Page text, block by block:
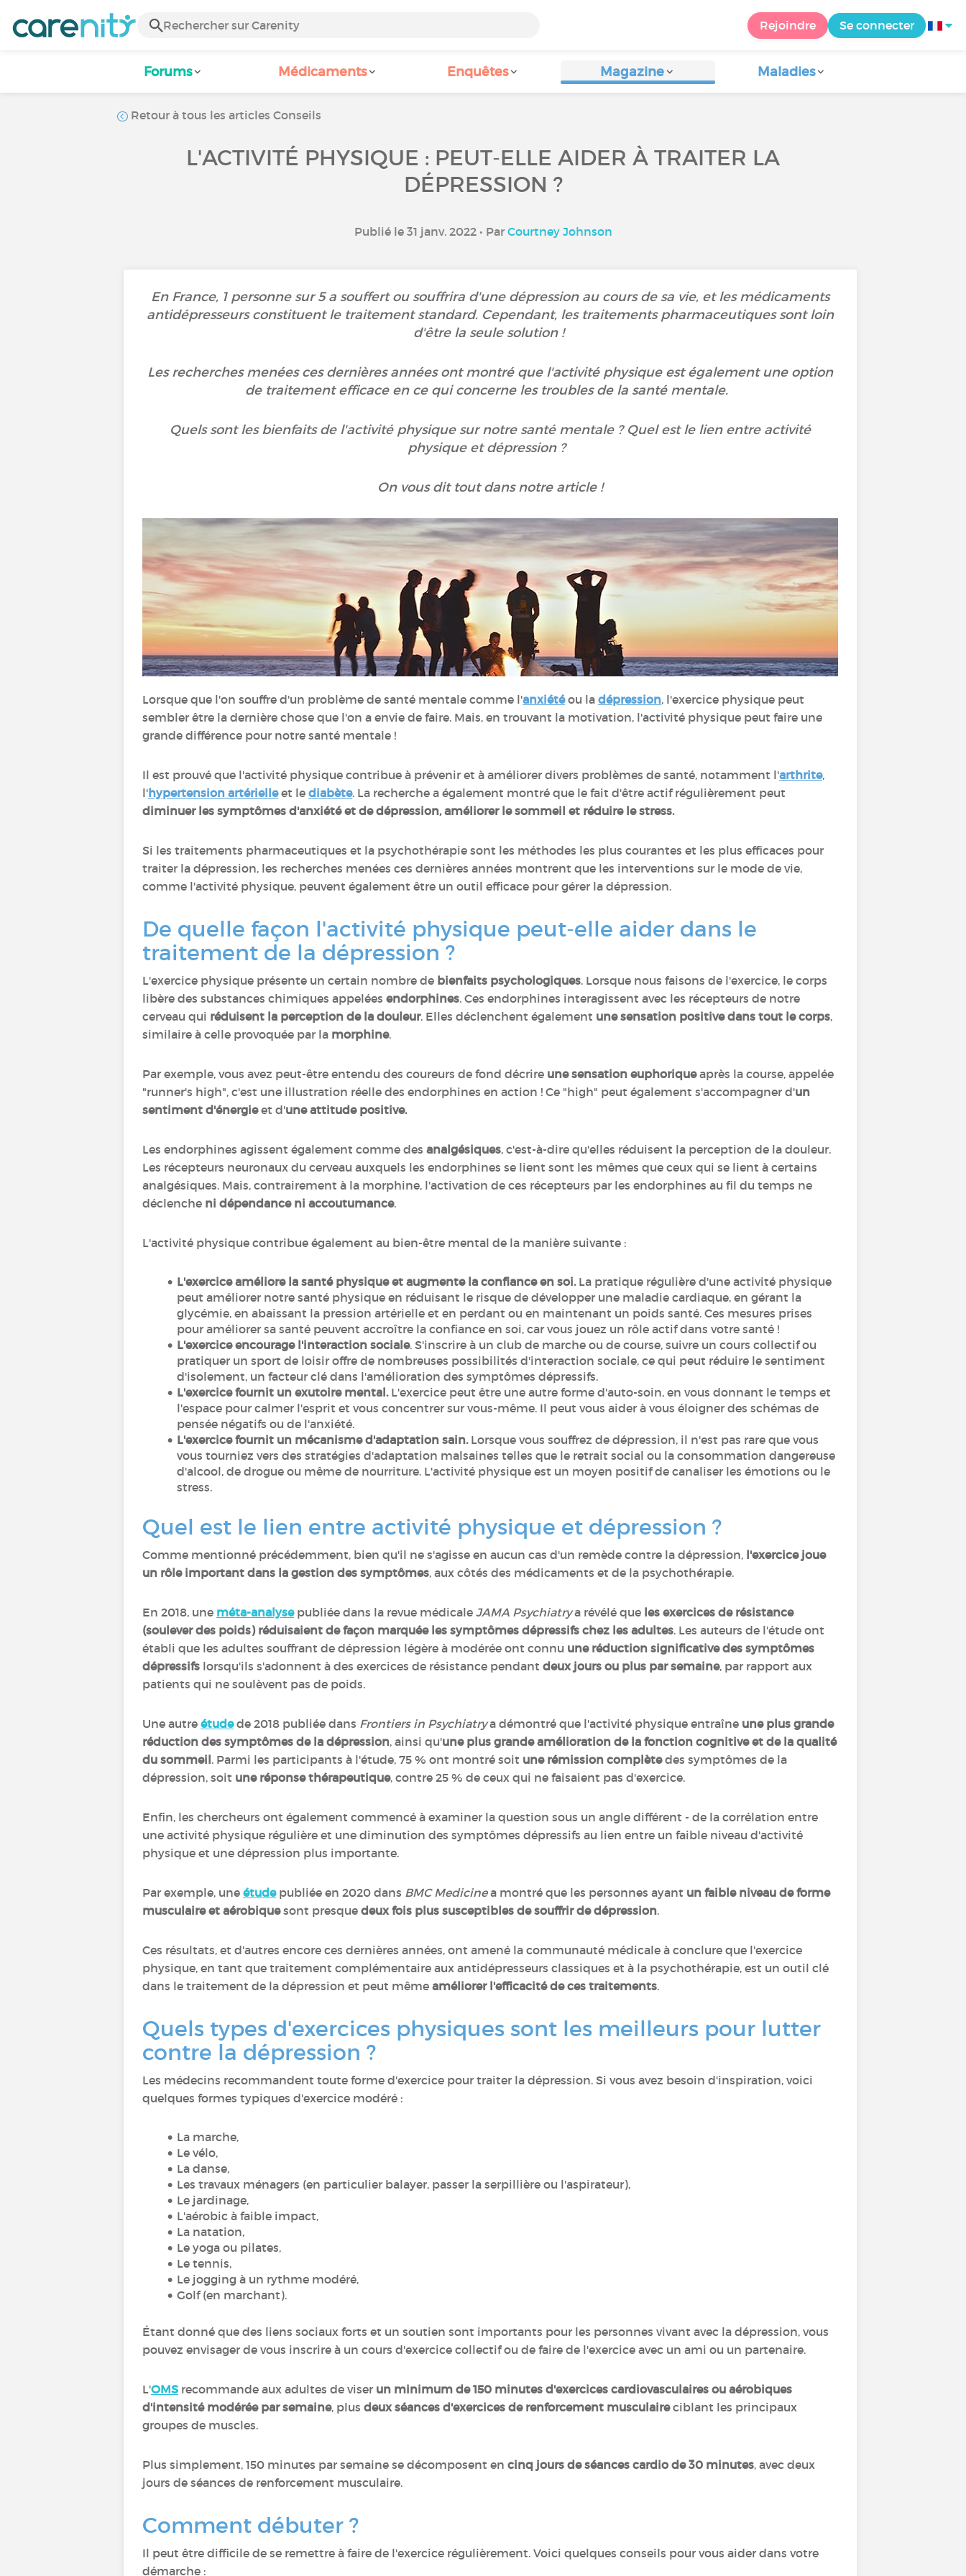
Rejoindre Se connecter
Forums Médicaments Enquêtes Magazine Maladies
Retour à tous les articles Conseils
L'ACTIVITÉ PHYSIQUE : PEUT-ELLE AIDER À TRAITER LA
DÉPRESSION ?
Publié le 31 janv. 2022 • Par Courtney Johnson
En France, 1 personne sur 5 a souffert ou souffrira d'une dépression au cours de sa vie, et les médicaments
antidépresseurs constituent le traitement standard. Cependant, les traitements pharmaceutiques sont loin
d'être la seule solution !
Les recherches menées ces dernières années ont montré que l'activité physique est également une option
de traitement efficace en ce qui concerne les troubles de la santé mentale.
Quels sont les bienfaits de l'activité physique sur notre santé mentale ? Quel est le lien entre activité
physique et dépression ?
On vous dit tout dans notre article !
Lorsque que l'on souffre d'un problème de santé mentale comme l'anxiétéou la dépression, l'exercice physique peut
sembler être la dernière chose que l'on a envie de faire. Mais, en trouvant la motivation, l'activité physique peut faire une
grande différence pour notre santé mentale !
Il est prouvé que l'activité physique contribue à prévenir et à améliorer divers problèmes de santé, notamment l'arthrite,
l'hypertension artérielleet le diabète. La recherche a également montré que le fait d'être actif régulièrement peut
diminuer les symptômes d'anxiété et de dépression, améliorer le sommeil et réduire le stress.
Si les traitements pharmaceutiques et la psychothérapie sont les méthodes les plus courantes et les plus efficaces pour
traiter la dépression, les recherches menées ces dernières années montrent que les interventions sur le mode de vie,
comme l'activité physique, peuvent également être un outil efficace pour gérer la dépression.
De quelle façon l'activité physique peut-elle aider dans le
traitement de la dépression ?
L'exercice physique présente un certain nombre de bienfaits psychologiques. Lorsque nous faisons de l'exercice, le corps
libère des substances chimiques appelées endorphines. Ces endorphines interagissent avec les récepteurs de notre
cerveau qui réduisent la perception de la douleur. Elles déclenchent également une sensation positive dans tout le corps,
similaire à celle provoquée par la morphine.
Par exemple, vous avez peut-être entendu des coureurs de fond décrire une sensation euphoriqueaprès la course, appelée
"runner's high", c'est une illustration réelle des endorphines en action ! Ce "high" peut également s'accompagner d'un
sentiment d'énergieet d'une attitude positive.
Les endorphines agissent également comme des analgésiques, c'est-à-dire qu'elles réduisent la perception de la douleur.
Les récepteurs neuronaux du cerveau auxquels les endorphines se lient sont les mêmes que ceux qui se lient à certains
analgésiques. Mais, contrairement à la morphine, l'activation de ces récepteurs par les endorphines au fil du temps ne
déclenche ni dépendance ni accoutumance.
L'activité physique contribue également au bien-être mental de la manière suivante :
L'exercice améliore la santé physique et augmente la confiance en soi. La pratique régulière d'une activité physique
peut améliorer notre santé physique en réduisant le risque de développer une maladie cardiaque, en gérant la
glycémie, en abaissant la pression artérielle et en perdant ou en maintenant un poids santé. Ces mesures prises
pour améliorer sa santé peuvent accroître la confiance en soi, car vous jouez un rôle actif dans votre santé !
L'exercice encourage l'interaction sociale. S'inscrire à un club de marche ou de course, suivre un cours collectif ou
pratiquer un sport de loisir offre de nombreuses possibilités d'interaction sociale, ce qui peut réduire le sentiment
d'isolement, un facteur clé dans l'amélioration des symptômes dépressifs.
L'exercice fournit un exutoire mental.L'exercice peut être une autre forme d'auto-soin, en vous donnant le temps et
l'espace pour calmer l'esprit et vous concentrer sur vous-même. Il peut vous aider à vous éloigner des schémas de
pensée négatifs ou de l'anxiété.
L'exercice fournit un mécanisme d'adaptation sain. Lorsque vous souffrez de dépression, il n'est pas rare que vous
vous tourniez vers des stratégies d'adaptation malsaines telles que le retrait social ou la consommation dangereuse
d'alcool, de drogue ou même de nourriture. L'activité physique est un moyen positif de canaliser les émotions ou le
stress.
Quel est le lien entre activité physique et dépression ?
Comme mentionné précédemment, bien qu'il ne s'agisse en aucun cas d'un remède contre la dépression, l'exercice joue
un rôle important dans la gestion des symptômes, aux côtés des médicaments et de la psychothérapie.
En 2018, une méta-analysepubliée dans la revue médicale JAMA Psychiatrya révélé que les exercices de résistance
(soulever des poids) réduisaient de façon marquée les symptômes dépressifs chez les adultes. Les auteurs de l'étude ont
établi que les adultes souffrant de dépression légère à modérée ont connu une réduction significative des symptômes
dépressifs lorsqu'ils s'adonnent à des exercices de résistance pendant deux jours ou plus par semaine, par rapport aux
patients qui ne soulèvent pas de poids.
Une autre étudede 2018 publiée dans Frontiers in Psychiatrya démontré que l'activité physique entraîne une plus grande
réduction des symptômes de la dépression, ainsi qu'une plus grande amélioration de la fonction cognitive et de la qualité
du sommeil. Parmi les participants à l'étude, 75 % ont montré soit une rémission complètedes symptômes de la
dépression, soit une réponse thérapeutique, contre 25 % de ceux qui ne faisaient pas d'exercice.
Enfin, les chercheurs ont également commencé à examiner la question sous un angle différent - de la corrélation entre
une activité physique régulière et une diminution des symptômes dépressifs au lien entre un faible niveau d'activité
physique et une dépression plus importante.
Par exemple, une étudepubliée en 2020 dans BMC Medicinea montré que les personnes ayant un faible niveau de forme
musculaire et aérobiquesont presque deux fois plus susceptibles de souffrir de dépression.
Ces résultats, et d'autres encore ces dernières années, ont amené la communauté médicale à conclure que l'exercice
physique, en tant que traitement complémentaire aux antidépresseurs classiques et à la psychothérapie, est un outil clé
dans le traitement de la dépression et peut même améliorer l'efficacité de ces traitements.
Quels types d'exercices physiques sont les meilleurs pour lutter
contre la dépression ?
Les médecins recommandent toute forme d'exercice pour traiter la dépression. Si vous avez besoin d'inspiration, voici
quelques formes typiques d'exercice modéré :
La marche,
Le vélo,
La danse,
Les travaux ménagers (en particulier balayer, passer la serpillière ou l'aspirateur),
Le jardinage,
L'aérobic à faible impact,
La natation,
Le yoga ou pilates,
Le tennis,
Le jogging à un rythme modéré,
Golf (en marchant).
Étant donné que des liens sociaux forts et un soutien sont importants pour les personnes vivant avec la dépression, vous
pouvez envisager de vous inscrire à un cours d'exercice collectif ou de faire de l'exercice avec un ami ou un partenaire.
L'OMS recommande aux adultes de viser un minimum de 150 minutes d'exercices cardiovasculaires ou aérobiques
d'intensité modérée par semaine, plus deux séances d'exercices de renforcement musculaireciblant les principaux
groupes de muscles.
Plus simplement, 150 minutes par semaine se décomposent en cinq jours de séances cardio de 30 minutes, avec deux
jours de séances de renforcement musculaire.
Comment débuter ?
Il peut être difficile de se remettre à faire de l'exercice régulièrement. Voici quelques conseils pour vous aider dans votre
démarche :